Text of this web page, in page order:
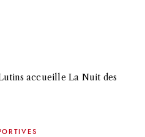
accueille La Nuit des